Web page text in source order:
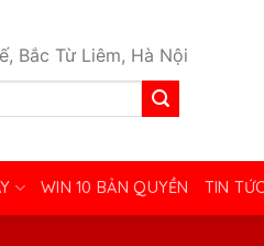
Bắc Từ Liêm, Hà Nội
WIN 10 BẢN QUYỀN TIN TỨC